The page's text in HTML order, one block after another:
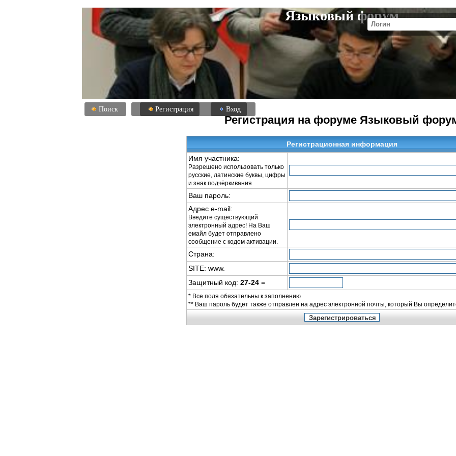
Языковый форум
Поиск Регистрация Вход
Регистрация на форуме Языковый
Регистрационная информация
Имя участника:
Разрешено использовать только
русские, латинские буквы, цифры
и знак подчёркивания
Ваш пароль:
Адрес e-mail:
Введите существующий
электронный адрес! На Ваш
емайл будет отправлено
сообщение с кодом активации.
Страна:
SITE: www.
Защитный код: 27-24 =
* Все поля обязательны к заполнению
** Ваш пароль будет также отправлен на адрес электронной почты, который Вы